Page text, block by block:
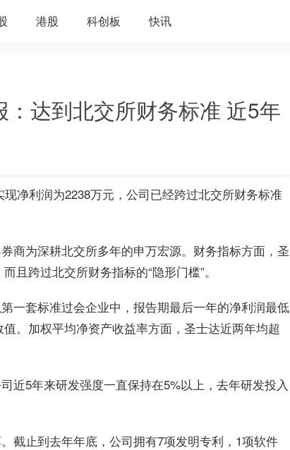
港股 科创板 快讯
达到北交所财务标准 近5年
现净利润为2238万元，公司已经跨过北交所财务标准
商为深耕北交所多年的申万宏源。财务指标方面， 圣
且跨过北交所财务指标的“隐形门槛”。
一套标准过会企业中，报告期最后一年的净利润最低
。加权平均净资产收益率方面， 圣士达近两年均超
近5年来研发强度一直保持在5%以上，去年研发投入
截止到去年年底，公司拥有7项发明专利，1项软件